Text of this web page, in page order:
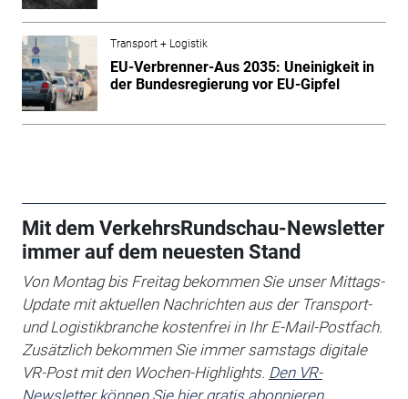
Transport + Logistik
EU-Verbrenner-Aus 2035: Uneinigkeit in
der Bundesregierung vor EU-Gipfel
Mit dem VerkehrsRundschau-Newsletter
immer auf dem neuesten Stand
Von Montag bis Freitag bekommen Sie unser Mittags-
Update mit aktuellen Nachrichten aus der Transport-
und Logistikbranche kostenfrei in Ihr E-Mail-Postfach.
Zusätzlich bekommen Sie immer samstags digitale
VR-Post mit den Wochen-Highlights. Den VR-
Newsletter können Sie hier gratis abonnieren.